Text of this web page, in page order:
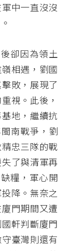
中一直沒沒
卻因為領土
相遇，劉國
敗，展現了
視。此後，
地，繼續抗
南戰爭，劉
忠三隊的戰
了與清軍再
糧，軍心開
降。無奈之
門期間又遭
軒判斷廈門
臺灣則還有